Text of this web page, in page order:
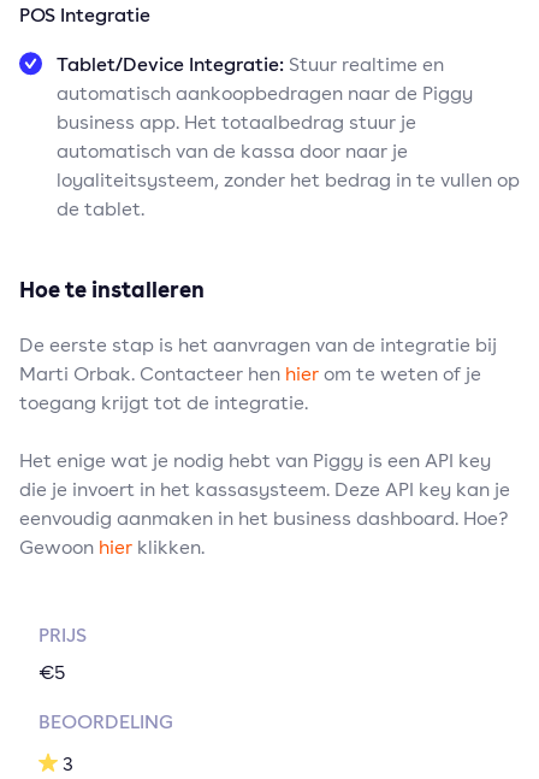
POS Integratie
Tablet/Device Integratie: Stuur realtime en
automatisch aankoopbedragen naar de Piggy
business app. Het totaalbedrag stuur je
automatisch van de kassa door naar je
loyaliteitsysteem, zonder het bedrag in te vullen op
de tablet.
Hoe te installeren
De eerste stap is het aanvragen van de integratie bij
Marti Orbak. Contacteer hen hierom te weten of je
toegang krijgt tot de integratie.
Het enige wat je nodig hebt van Piggy is een API key
die je invoert in het kassasysteem. Deze API key kan je
eenvoudig aanmaken in het business dashboard. Hoe?
Gewoon hier klikken.
PRIJS
€5
BEOORDELING
3